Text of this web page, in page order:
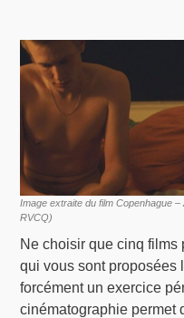
Image extraite du film Copenhague
RVCQ)
Ne choisir que cinq
qui vous sont proposées
forcément un exercice
cinématographie permet